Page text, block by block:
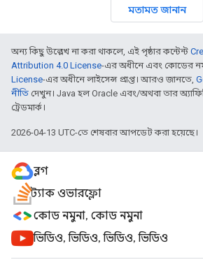
মতামত জানান
অন্য কিছু উল্লেখ না করা থাকলে, এই পৃষ্ঠার কন্টেন্ট
Attribution 4.0 License-এর অধীনে এবং কোডের
License-এর অধীনে লাইসেন্স প্রাপ্ত। আরও জানতে,
নীতি দেখুন। Java হল Oracle এবং/অথবা তার
ট্রেডমার্ক।
2026-04-13 UTC-তে শেষবার আপডেট করা হয়েছে।
ব্লগ
স্ট্যাক ওভারফ্লো
কোড নমুনা, কোড নমুনা
ভিডিও, ভিডিও, ভিডিও, ভিডিও